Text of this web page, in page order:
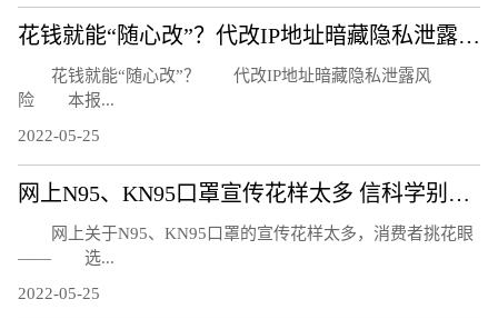
花钱就能“随心改”？代改IP地址暗藏隐私泄露风险
花钱就能“随心改”？ 代改IP地址暗藏隐私泄露风
险 本报...
2022-05-25
网上N95、KN95口罩宣传花样太多 信科学别信忽悠
网上关于N95、KN95口罩的宣传花样太多，消费者挑花眼
—— 选...
2022-05-25